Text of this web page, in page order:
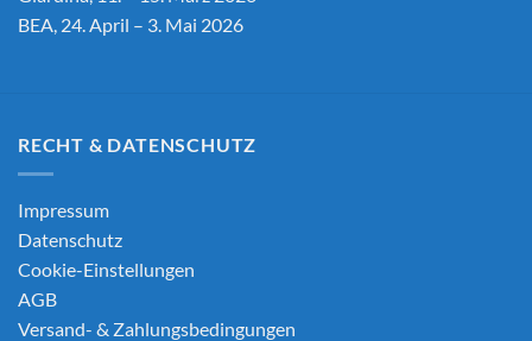
BEA, 24. April – 3. Mai 2026
RECHT & DATENSCHUTZ
Impressum
Datenschutz
Cookie-Einstellungen
AGB
Versand- & Zahlungsbedingungen